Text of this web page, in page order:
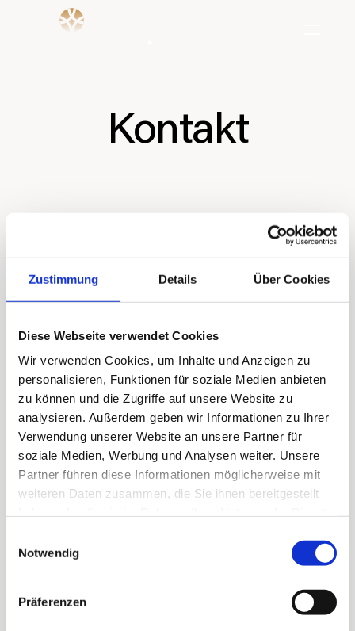
Zustimmung Details Über Cookies
Diese Webseite verwendet Cookies
Wir verwenden Cookies, um Inhalte und Anzeigen zu
personalisieren, Funktionen für soziale Medien anbieten
zu können und die Zugriffe auf unsere Website zu
analysieren. Außerdem geben wir Informationen zu Ihrer
Verwendung unserer Website an unsere Partner für
soziale Medien, Werbung und Analysen weiter. Unsere
Partner führen diese Informationen möglicherweise mit
weiteren Daten zusammen, die Sie ihnen bereitgestellt
Notwendig
Präferenzen
Kontakt
Name, Vorname
E-Mail
Betreff